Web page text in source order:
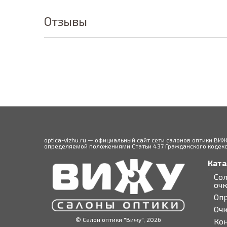
Отзывы
optica-vizhu.ru — официальный сайт сети салонов оптики
определяемой положениями Статьи 437 Гражданского
© Салон оптики "Вижу", 2026